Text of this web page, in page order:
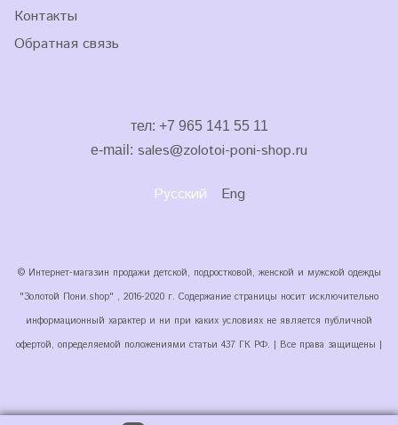
Контакты
Обратная связь
тел: +7 965 141 55 11
e-mail: sales@zolotoi-poni-shop.ru
Русский Eng
© Интернет-магазин продажи детской, подростковой, женской и мужской одежды
"Золотой Пони.shop" , 2016-2020 г. Содержание страницы носит исключительно
информационный характер и ни при каких условиях не является публичной
офертой, определяемой положениями статьи 437 ГК РФ. | Все права защищены |